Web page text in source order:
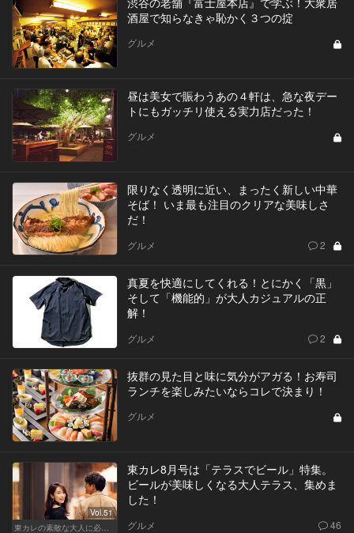
酒屋で知らなきゃ恥かく３つの掟
グルメ
昼は美女で賑わうあの４軒は、急な夜デー
トにもガッチリ使える実力店だった！
グルメ
限りなく透明に近い、まったく新しい中華
そば！ いま最も注目のクリアな美味しさ
だ！
グルメ 2
真夏を快適にしてくれる！とにかく「黒」
そして「機能的」が大人カジュアルの正
解！
グルメ 2
抜群の見た目と味に気分がアガる！お寿司
ランチを楽しみたいならコレで決まり！
グルメ
Vol.51
東カレ8月号は「テラスでビール」特集。
ビールが美味しくなる大人テラス、集めま
した！
グルメ 46